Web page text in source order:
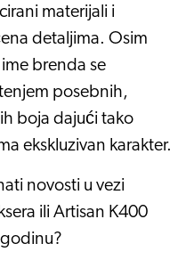
materijali i
detaljima. Osim
brenda se
posebnih,
boja dajući tako
ekskluzivan karakter.
novosti u vezi
ili Artisan K400